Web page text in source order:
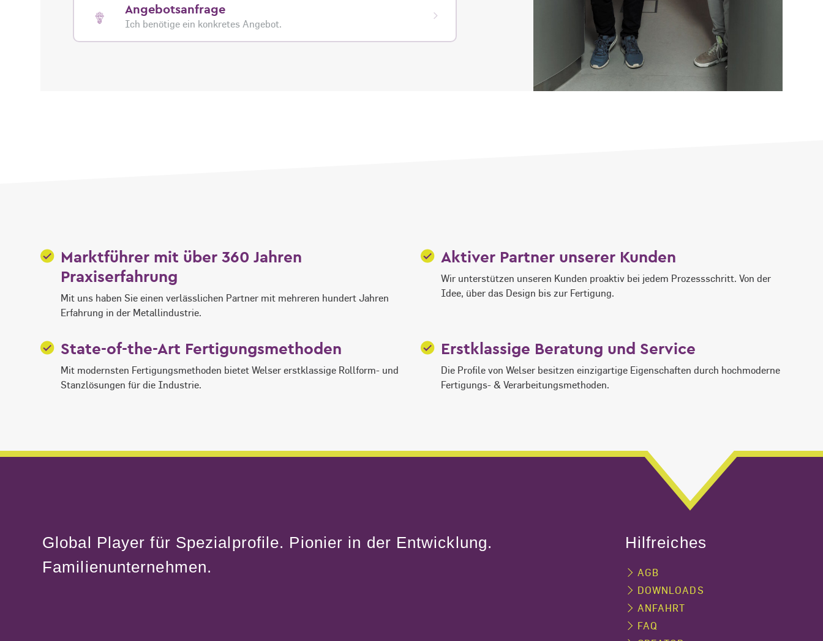
Angebotsanfrage
Ich benötige ein konkretes Angebot.
Marktführer mit über 360 Jahren
Praxiserfahrung
Mit uns haben Sie einen verlässlichen Partner mit mehreren hundert Jahren
Erfahrung in der Metallindustrie.
Aktiver Partner unserer Kunden
Wir unterstützen unseren Kunden proaktiv bei jedem Prozessschritt. Von der
Idee, über das Design bis zur Fertigung.
State-of-the-Art Fertigungsmethoden
Mit modernsten Fertigungsmethoden bietet Welser erstklassige Rollform- und
Stanzlösungen für die Industrie.
Erstklassige Beratung und Service
Die Profile von Welser besitzen einzigartige Eigenschaften durch hochmoderne
Fertigungs- & Verarbeitungsmethoden.
Global Player für Spezialprofile. Pionier in der Entwicklung.
Familienunternehmen.
Hilfreiches
AGB
DOWNLOADS
ANFAHRT
FAQ